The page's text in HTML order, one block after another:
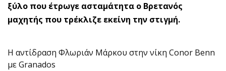
ξύλο που έτρωγε ασταμάτητα ο Βρετανός
μαχητής που τρέκλιζε εκείνη την στιγμή.
H αντίδραση Φλωριάν Μάρκου στην νίκη Conor Benn
με Granados